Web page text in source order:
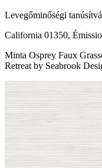
Levegőminőségi
California 01350,
Minta Osprey Faux
Retreat by Seabrook